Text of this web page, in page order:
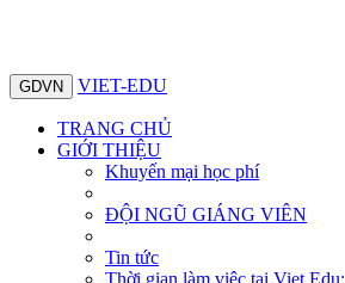
GDVN VIET-EDU
TRANG CHỦ
GIỚI THIỆU
Khuyến mại học phí
ĐỘI NGŨ GIÁNG VIÊN
Tin tức
Thời gian làm việc tại Viet Edu: